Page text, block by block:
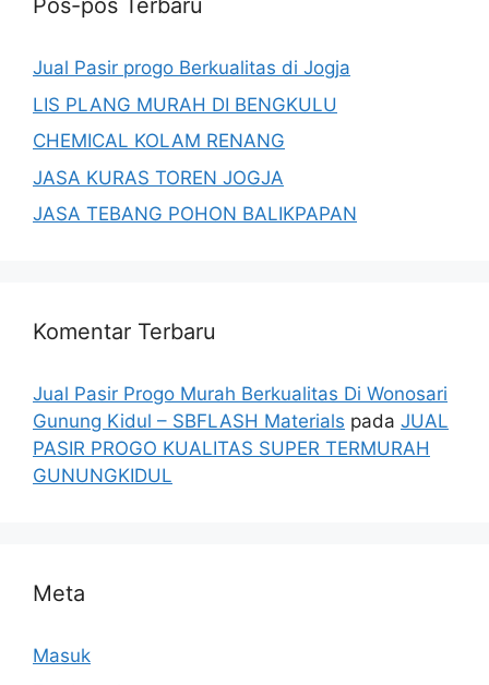
Pos-pos Terbaru
Jual Pasir progo Berkualitas di Jogja
LIS PLANG MURAH DI BENGKULU
CHEMICAL KOLAM RENANG
JASA KURAS TOREN JOGJA
JASA TEBANG POHON BALIKPAPAN
Komentar Terbaru
Jual Pasir Progo Murah Berkualitas Di Wonosari
Gunung Kidul – SBFLASH Materials pada JUAL
PASIR PROGO KUALITAS SUPER TERMURAH
GUNUNGKIDUL
Meta
Masuk